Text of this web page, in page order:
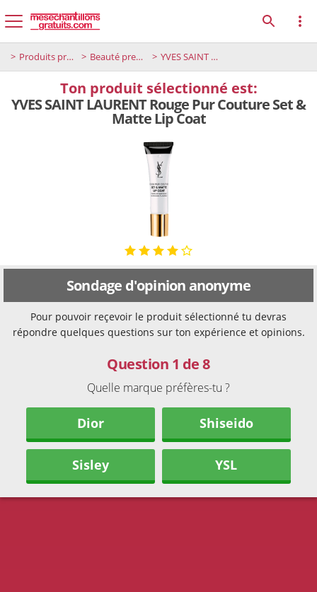
Produits premium Beauté premium YVES SAINT LAURENT Rouge Pur Couture Set & Matte Lip Coat
Ton produit sélectionné est:
YVES SAINT LAURENT Rouge Pur Couture Set &
Matte Lip Coat
Sondage d'opinion anonyme
Pour pouvoir reçevoir le produit sélectionné tu devras
répondre quelques questions sur ton expérience et opinions.
Question 1 de 8
Quelle marque préfères-tu ?
Dior Shiseido
Sisley YSL